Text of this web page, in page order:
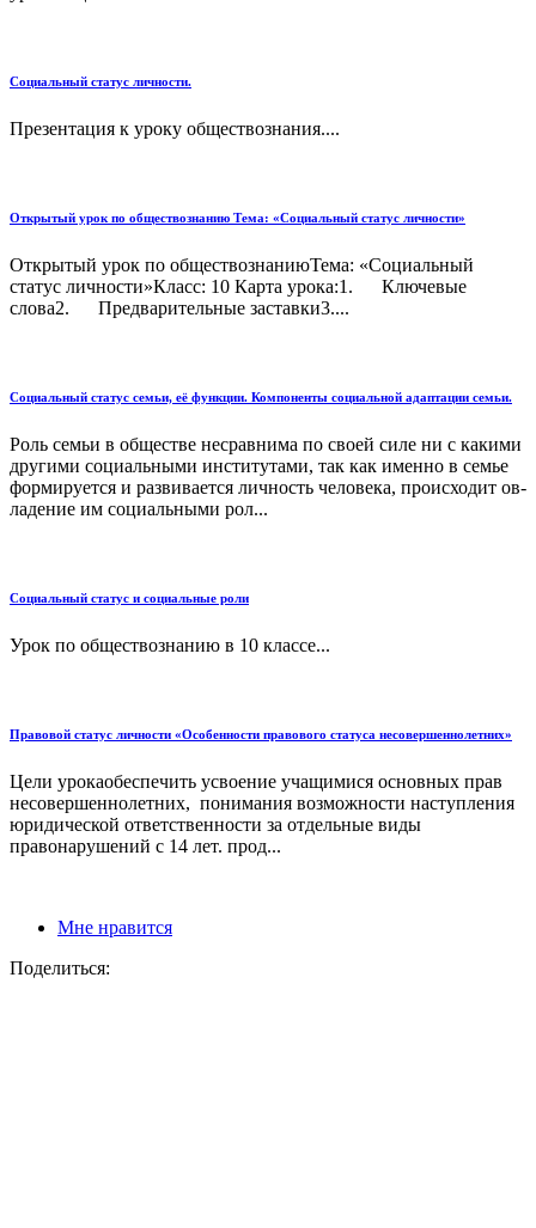
Социальный статус личности.
Презентация к уроку обществознания....
Открытый урок по обществознанию Тема: «Социальный статус личности»
Открытый урок по обществознаниюТема: «Социальный
статус личности»Класс: 10 Карта урока:1. Ключевые
слова2. Предварительные заставки3....
Социальный статус семьи, её функции. Компоненты социальной адаптации семьи.
Роль семьи в обществе несравнима по своей силе ни с какими
другими социальными институтами, так как именно в семье
формируется и развивается личность человека, происходит ов­
ладение им социальными рол...
Социальный статус и социальные роли
Урок по обществознанию в 10 классе...
Правовой статус личности «Особенности правового статуса несовершеннолетних»
Цели урокаобеспечить усвоение учащимися основных прав
несовершеннолетних, понимания возможности наступления
юридической ответственности за отдельные виды
правонарушений с 14 лет. прод...
Мне нравится
Поделиться: